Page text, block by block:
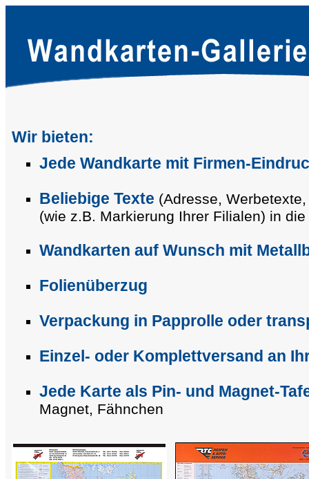
Wir bieten:
Jede Wandkarte mit Firmen-
Beliebige Texte (Adresse,
(wie z.B. Markierung Ihrer Filialen) in
Wandkarten auf Wunsch mit
Folienüberzug
Verpackung in Papprolle oder
Einzel- oder Komplettversand an
Jede Karte als Pin- und Magnet-
Magnet, Fähnchen